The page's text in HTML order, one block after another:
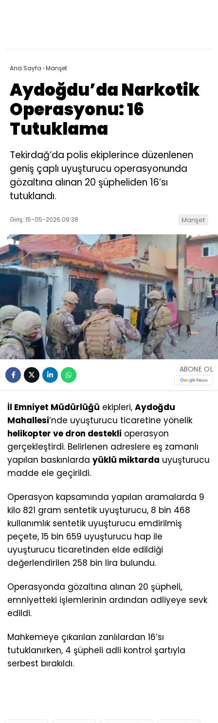
Ana Sayfa ›Manşet
Aydoğdu’da Narkotik
Operasyonu: 16
Tutuklama
Tekirdağ’da polis ekiplerince düzenlenen
geniş çaplı uyuşturucu operasyonunda
gözaltına alınan 20 şüpheliden 16’sı
tutuklandı.
Giriş: 15-05-2026 09:38 Manşet
ABONE OL
İl Emniyet Müdürlüğü ekipleri, Aydoğdu
Mahallesi’nde uyuşturucu ticaretine yönelik
helikopter ve dron destekli operasyon
gerçekleştirdi. Belirlenen adreslere eş zamanlı
yapılan baskınlarda yüklü miktarda uyuşturucu
madde ele geçirildi.
Operasyon kapsamında yapılan aramalarda 9
kilo 821 gram sentetik uyuşturucu, 8 bin 468
kullanımlık sentetik uyuşturucu emdirilmiş
peçete, 15 bin 659 uyuşturucu hap ile
uyuşturucu ticaretinden elde edildiği
değerlendirilen 258 bin lira bulundu.
Operasyonda gözaltına alınan 20 şüpheli,
emniyetteki işlemlerinin ardından adliyeye sevk
edildi.
Mahkemeye çıkarılan zanlılardan 16’sı
tutuklanırken, 4 şüpheli adli kontrol şartıyla
serbest bırakıldı.